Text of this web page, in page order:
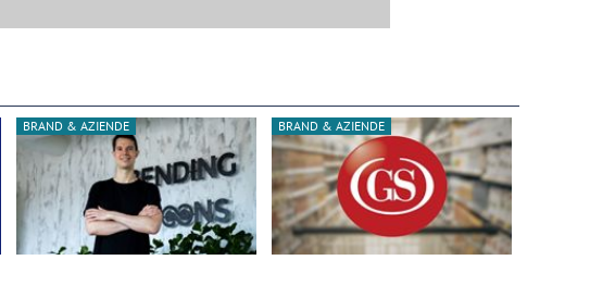
BRAND & AZIENDE BRAND & AZIENDE